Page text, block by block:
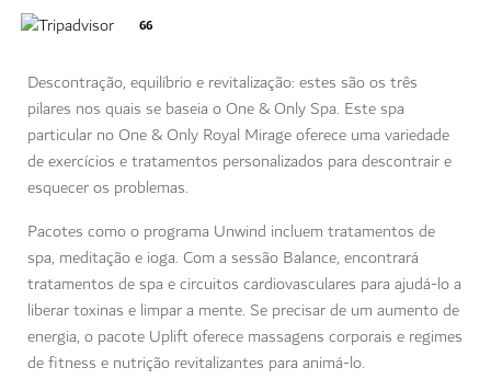
66
Descontração, equilíbrio e revitalização: estes são os três
pilares nos quais se baseia o One & Only Spa. Este spa
particular no One & Only Royal Mirage oferece uma variedade
de exercícios e tratamentos personalizados para descontrair e
esquecer os problemas.
Pacotes como o programa Unwind incluem tratamentos de
spa, meditação e ioga. Com a sessão Balance, encontrará
tratamentos de spa e circuitos cardiovasculares para ajudá-lo a
liberar toxinas e limpar a mente. Se precisar de um aumento de
energia, o pacote Uplift oferece massagens corporais e regimes
de fitness e nutrição revitalizantes para animá-lo.